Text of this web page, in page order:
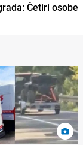
Četiri osobe